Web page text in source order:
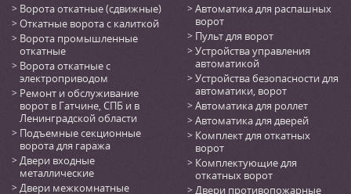
Ворота откатные (сдвижные)
Откатные ворота с калиткой
Ворота промышленные
откатные
Ворота откатные с
электроприводом
Ремонт и обслуживание
ворот в Гатчине, СПБ и в
Ленинградской области
Подъемные секционные
ворота для гаража
Двери входные
металлические
Двери межкомнатные
Автоматика для распашных
ворот
Пульт для ворот
Устройства управления
автоматикой
Устройства безопасности для
автоматики, ворот
Автоматика для роллет
Автоматика для дверей
Комплект для откатных
ворот
Комплектующие для
откатных ворот
Двери противопожарные